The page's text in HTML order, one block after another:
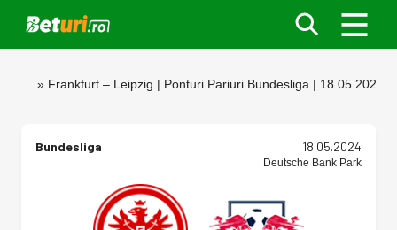
Frankfurt – Leipzig | Ponturi Pariuri Bundesliga | 18.05.2024
Bundesliga 18.05.2024
Deutsche Bank Park